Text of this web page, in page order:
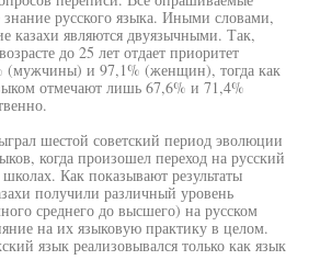
русского языка. Иными словами,
казахи являются двуязычными. Так,
до 25 лет отдает приоритет
(мужчины) и 97,1% (женщин), тогда как
отмечают лишь 67,6% и 71,4%
шестой советский период эволюции
когда произошел переход на русский
Как показывают результаты
получили различный уровень
среднего до высшего) на русском
на их языковую практику в целом.
язык реализовывался только как язык